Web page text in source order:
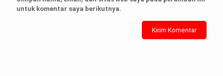
untuk komentar saya berikutnya.